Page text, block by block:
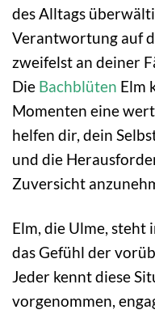
des Alltags
Verantwortung auf
zweifelst an deiner
Die Bachblüten Elm
Momenten eine
helfen dir, dein
und die
Zuversicht
Elm, die Ulme,
das Gefühl der
Jeder kennt diese
vorgenommen,